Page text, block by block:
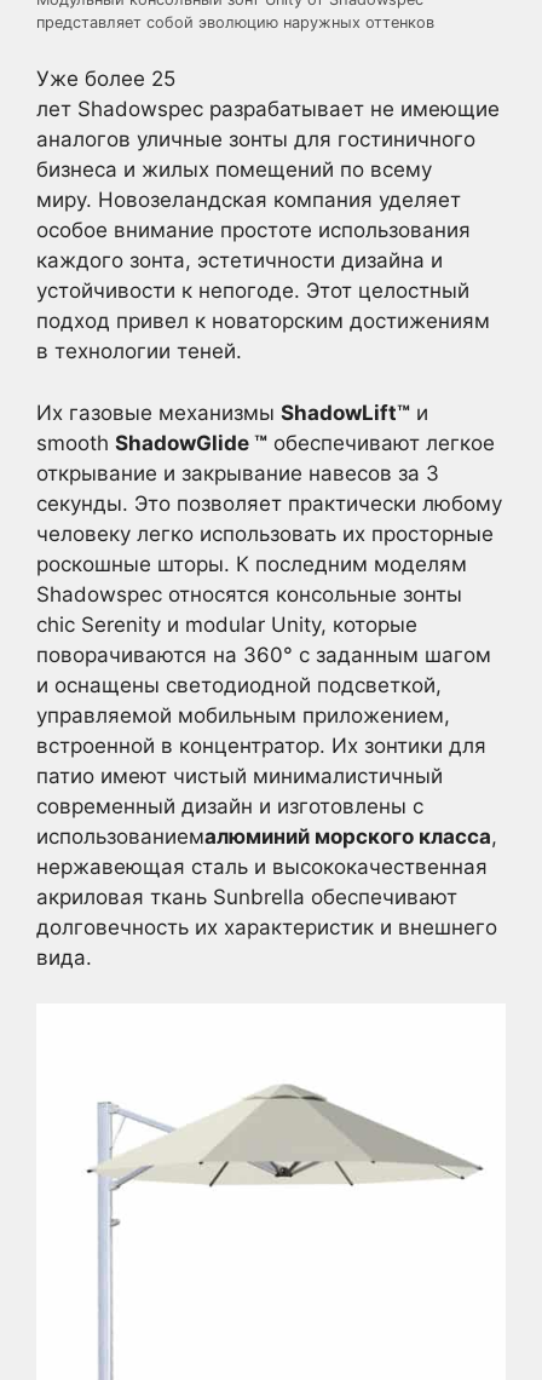
представляет собой эволюцию наружных оттенков
Уже более 25
лет Shadowspec разрабатывает не имеющие
аналогов уличные зонты для гостиничного
бизнеса и жилых помещений по всему
миру. Новозеландская компания уделяет
особое внимание простоте использования
каждого зонта, эстетичности дизайна и
устойчивости к непогоде. Этот целостный
подход привел к новаторским достижениям
в технологии теней.
Их газовые механизмы ShadowLift™ и
smooth ShadowGlide ™ обеспечивают легкое
открывание и закрывание навесов за 3
секунды. Это позволяет практически любому
человеку легко использовать их просторные
роскошные шторы. К последним моделям
Shadowspec относятся консольные зонты
chic Serenity и modular Unity, которые
поворачиваются на 360° с заданным шагом
и оснащены светодиодной подсветкой,
управляемой мобильным приложением,
встроенной в концентратор. Их зонтики для
патио имеют чистый минималистичный
современный дизайн и изготовлены с
использованиемалюминий морского класса,
нержавеющая сталь и высококачественная
акриловая ткань Sunbrella обеспечивают
долговечность их характеристик и внешнего
вида.